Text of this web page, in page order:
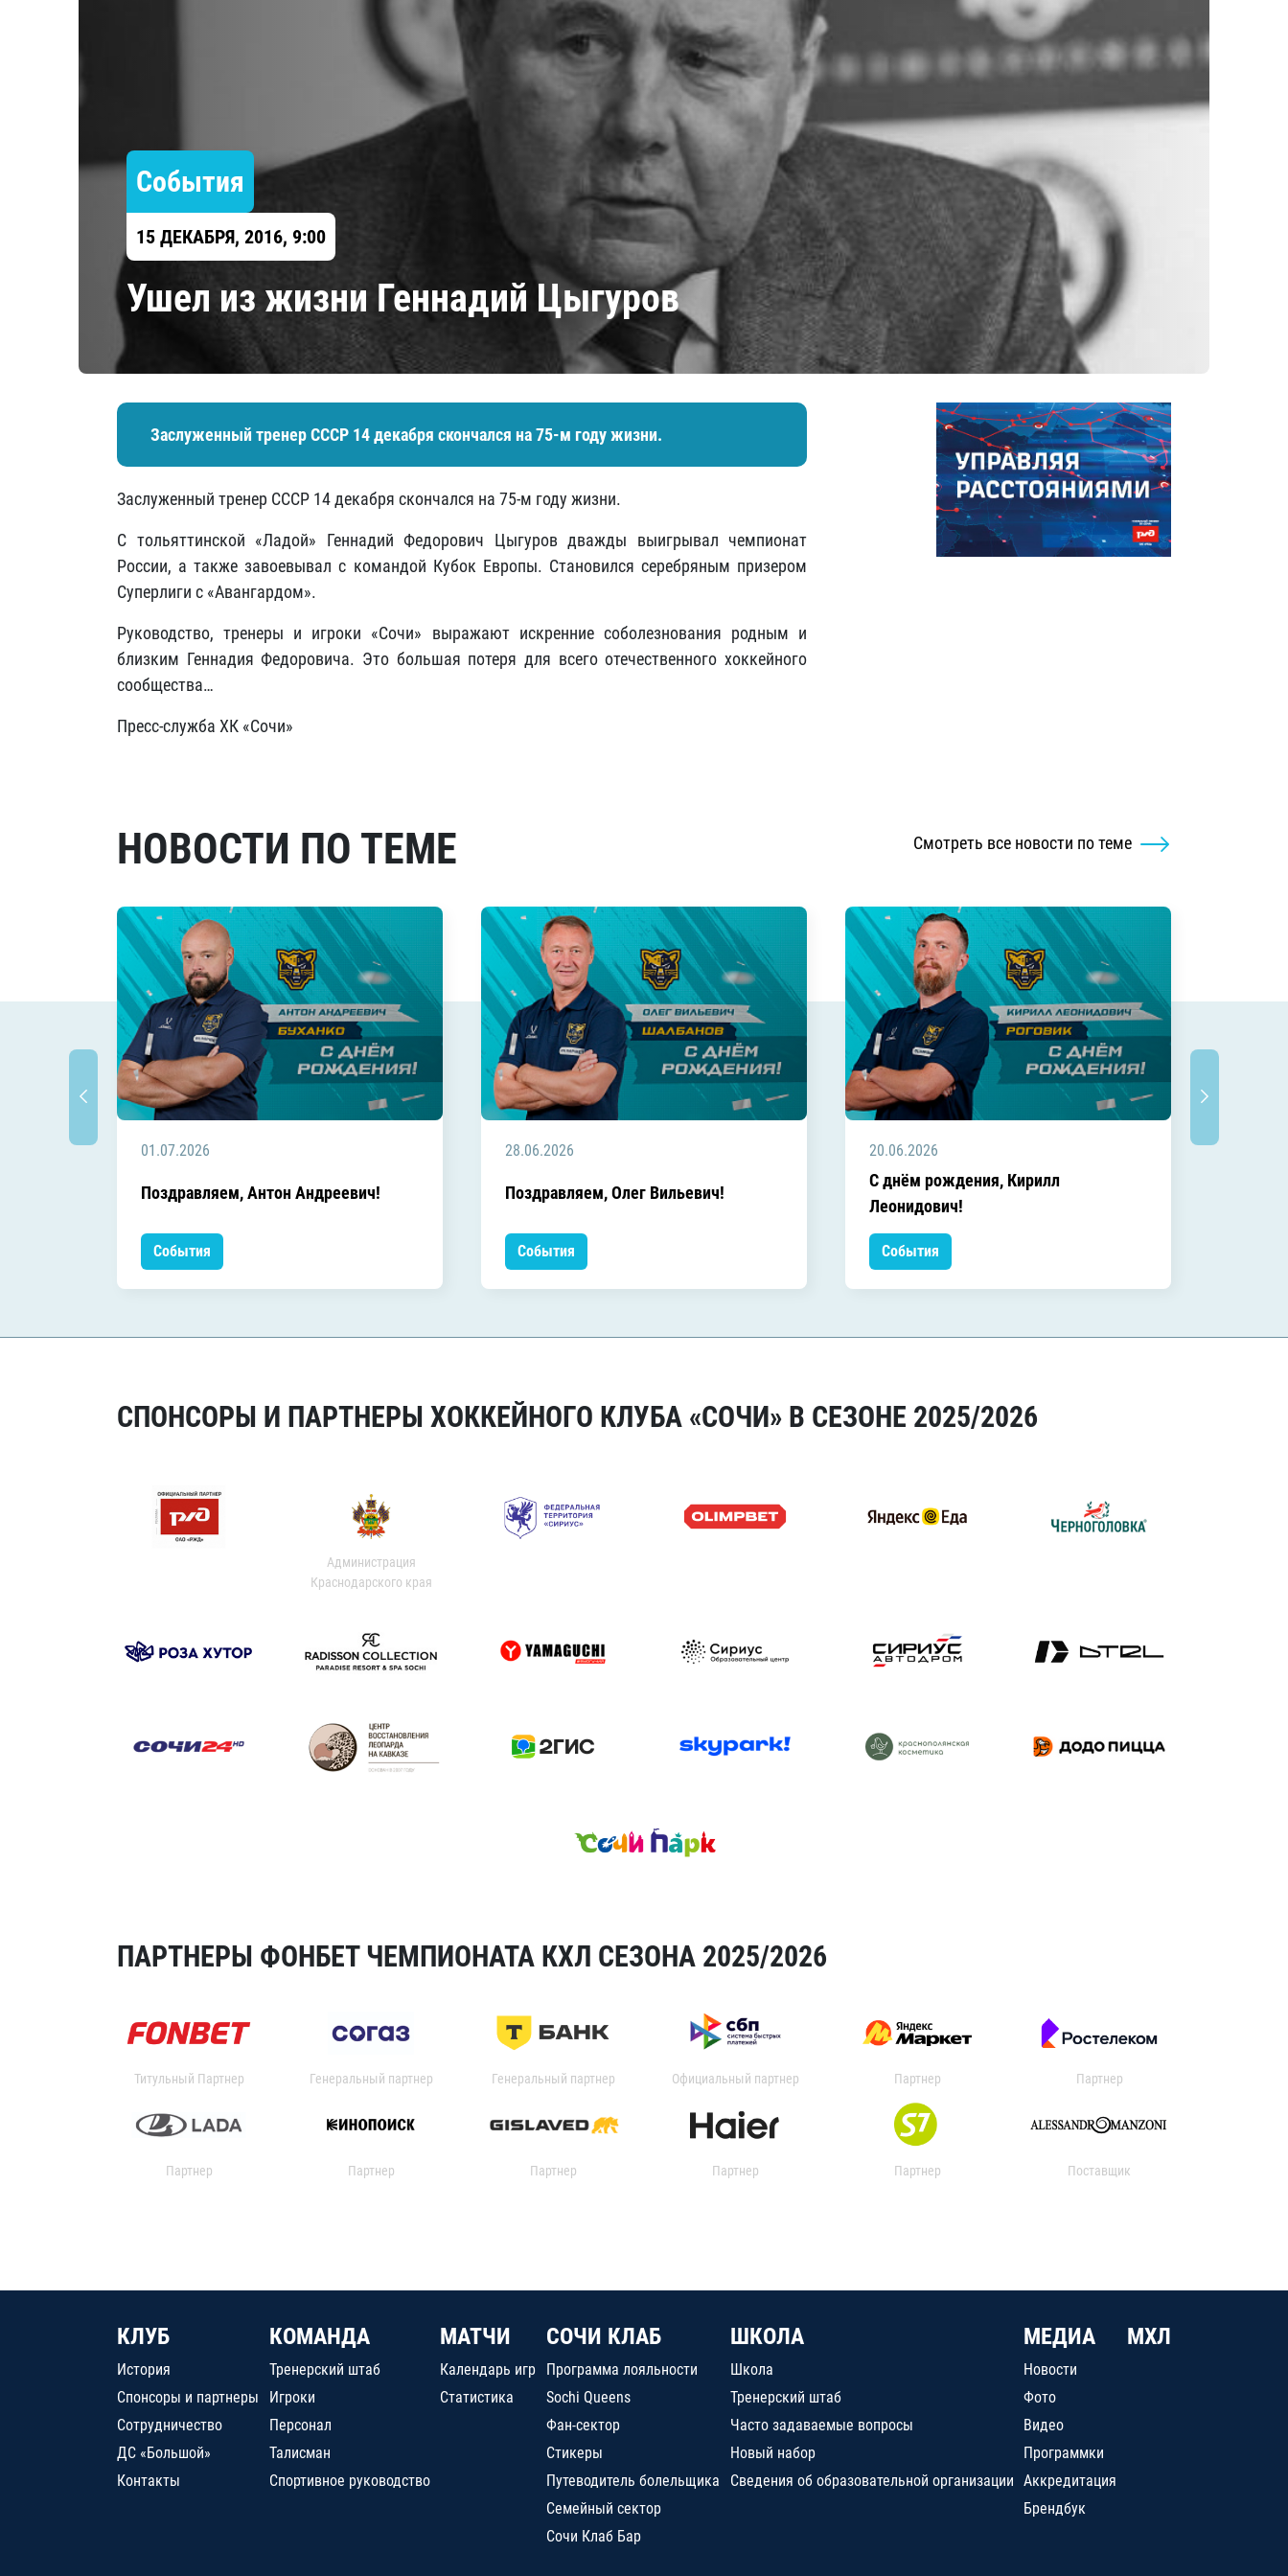
События
15 ДЕКАБРЯ, 2016, 9:00
Ушел из жизни Геннадий Цыгуров
Заслуженный тренер СССР 14 декабря скончался на 75-м году жизни.
Заслуженный тренер СССР 14 декабря скончался на 75-м году жизни.
С тольяттинской «Ладой» Геннадий Федорович Цыгуров дважды выигрывал чемпионат
России, а также завоевывал с командой Кубок Европы. Становился серебряным призером
Суперлиги с «Авангардом».
Руководство, тренеры и игроки «Сочи» выражают искренние соболезнования родным и
близким Геннадия Федоровича. Это большая потеря для всего отечественного хоккейного
сообщества…
Пресс-служба ХК «Сочи»
НОВОСТИ ПО ТЕМЕ Смотреть все новости по теме
01.07.2026
Поздравляем, Антон Андреевич!
События
28.06.2026
Поздравляем, Олег Вильевич!
События
20.06.2026
C днём рождения, Кирилл
Леонидович!
События
СПОНСОРЫ И ПАРТНЕРЫ ХОККЕЙНОГО КЛУБА «СОЧИ» В СЕЗОНЕ 2025/2026
Администрация
Краснодарского края
ПАРТНЕРЫ ФОНБЕТ ЧЕМПИОНАТА КХЛ СЕЗОНА 2025/2026
Титульный Партнер Генеральный партнер Генеральный партнер Официальный партнер Партнер Партнер
Партнер Партнер Партнер Партнер Партнер Поставщик
КЛУБ
История
Спонсоры и партнеры
Сотрудничество
ДС «Большой»
Контакты
КОМАНДА
Тренерский штаб
Игроки
Персонал
Талисман
Спортивное руководство
МАТЧИ
Календарь игр
Статистика
СОЧИ КЛАБ
Программа лояльности
Sochi Queens
Фан-сектор
Стикеры
Путеводитель болельщика
Семейный сектор
Сочи Клаб Бар
ШКОЛА
Школа
Тренерский штаб
Часто задаваемые вопросы
Новый набор
Сведения об образовательной организации
МЕДИА
Новости
Фото
Видео
Программки
Аккредитация
Брендбук
МХЛ